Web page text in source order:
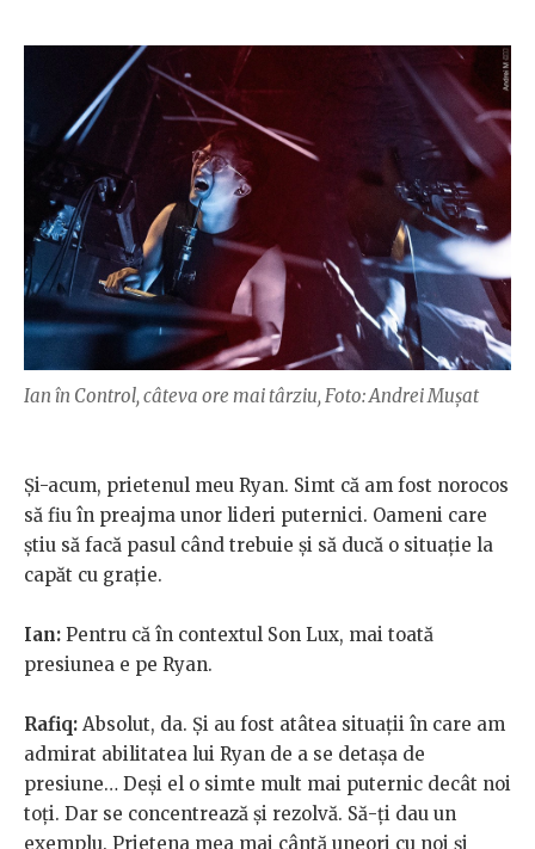
Ian în Control, câteva ore mai târziu, Foto: Andrei Mușat
Și-acum, prietenul meu Ryan. Simt că am fost norocos
să fiu în preajma unor lideri puternici. Oameni care
știu să facă pasul când trebuie și să ducă o situație la
capăt cu grație.
Ian: Pentru că în contextul Son Lux, mai toată
presiunea e pe Ryan.
Rafiq: Absolut, da. Și au fost atâtea situații în care am
admirat abilitatea lui Ryan de a se detașa de
presiune… Deși el o simte mult mai puternic decât noi
toți. Dar se concentrează și rezolvă. Să-ți dau un
exemplu. Prietena mea mai cântă uneori cu noi și